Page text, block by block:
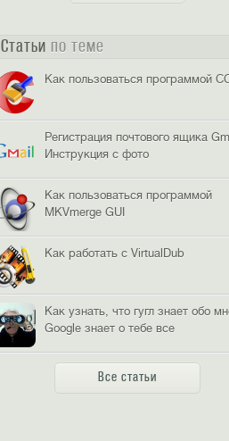
Статьи по теме
Как пользоваться программой
Регистрация почтового ящика
Инструкция с фото
Как пользоваться программой
MKVmerge GUI
Как работать с VirtualDub
Как узнать, что гугл знает обо
Google знает о тебе все
Все статьи